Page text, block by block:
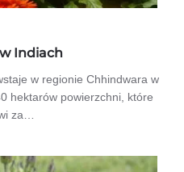
Indiach
w regionie Chhindwara w
hektarów powierzchni, które
za…